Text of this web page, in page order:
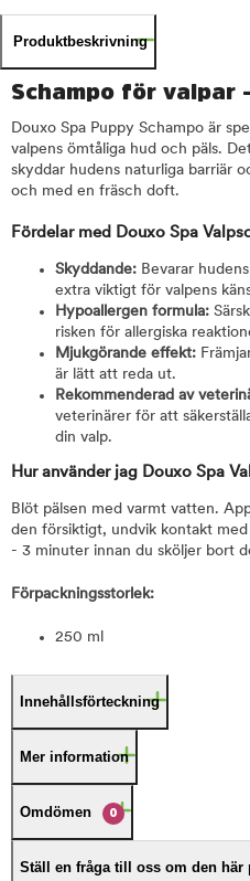
Produktbeskrivning
Schampo för valpar
Douxo Spa Puppy Schampo är
valpens ömtåliga hud och päls.
skyddar hudens naturliga barriär
och med en fräsch doft.
Fördelar med Douxo Spa
Skyddande: Bevarar
extra viktigt för valpens
Hypoallergen formula:
risken för allergiska
Mjukgörande effekt:
är lätt att reda ut.
Rekommenderad av
veterinärer för att
din valp.
Hur använder jag Douxo Spa
Blöt pälsen med varmt vatten.
den försiktigt, undvik kontakt
- 3 minuter innan du sköljer bort
Förpackningsstorlek:
250 ml
Innehållsförteckning
Mer information
Omdömen 0
Ställ en fråga till oss om den här